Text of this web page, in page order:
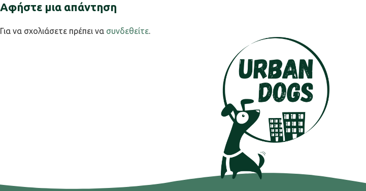
Αφήστε μια απάντηση
Για να σχολιάσετε πρέπει να συνδεθείτε.